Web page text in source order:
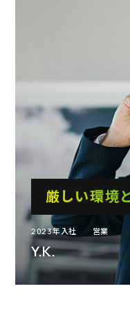
プライバシーポリシー
厳しい環境
2023年入社 営業
Y.K.